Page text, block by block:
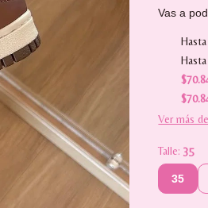
Vas a
Ver más
Talle:35
35